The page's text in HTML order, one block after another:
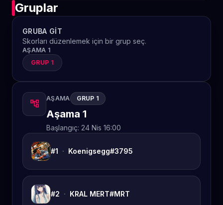
Gruplar
GRUBA GIT
Skorları düzenlemek için bir grup seç.
AŞAMA 1
GRUP 1
account_tree AŞAMA GRUP 1
Aşama 1
Başlangıç: 24 Nis 16:00
#1 · Koenigsegg#3795
#2 · KRAL MERT#MRT